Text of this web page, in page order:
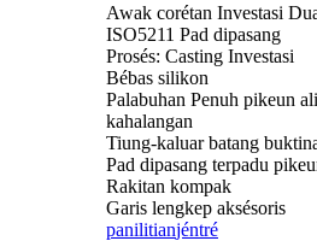
Awak corétan Investasi
ISO5211 Pad dipasang
Prosés: Casting Investasi
Bébas silikon
Palabuhan Penuh pikeun
kahalangan
Tiung-kaluar batang
Pad dipasang terpadu
Rakitan kompak
Garis lengkep aksésoris
panilitianjéntré